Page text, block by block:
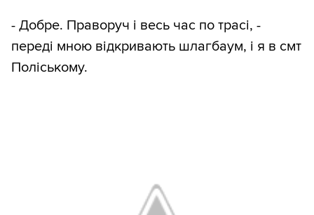
- Добре. Праворуч і весь час по трасі, -
переді мною відкривають шлагбаум, і я в смт
Поліському.